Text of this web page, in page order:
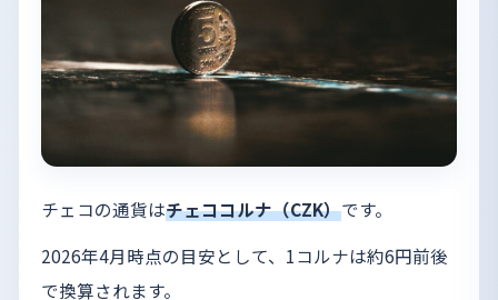
チェコの通貨はチェココルナ（CZK）です。
2026年4月時点の目安として、1コルナは約6円前後
で換算されます。